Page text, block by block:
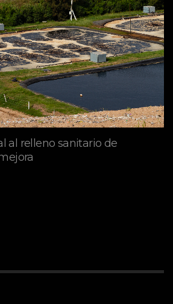
al relleno sanitario de